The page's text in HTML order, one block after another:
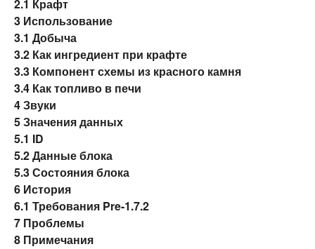
2.1 Крафт
3 Использование
3.1 Добыча
3.2 Как ингредиент при крафте
3.3 Компонент схемы из красного камня
3.4 Как топливо в печи
4Звуки
5Значения данных
5.1 ID
5.2Данные блока
5.3Состояния блока
6 История
6.1 Требования Pre-1.7.2
7 Проблемы
8 Примечания